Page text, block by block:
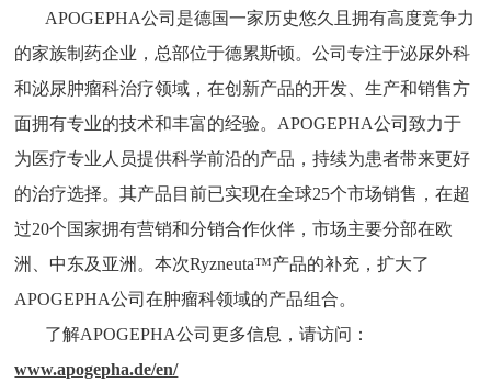
APOGEPHA公司是德国一家历史悠久且拥有高度竞争力
的家族制药企业，总部位于德累斯顿。公司专注于泌尿外科
和泌尿肿瘤科治疗领域，在创新产品的开发、生产和销售方
面拥有专业的技术和丰富的经验。APOGEPHA公司致力于
为医疗专业人员提供科学前沿的产品，持续为患者带来更好
的治疗选择。其产品目前已实现在全球25个市场销售，在超
过20个国家拥有营销和分销合作伙伴，市场主要分部在欧
洲、中东及亚洲。本次Ryzneuta™产品的补充，扩大了
APOGEPHA公司在肿瘤科领域的产品组合。
了解APOGEPHA公司更多信息，请访问：
www.apogepha.de/en/